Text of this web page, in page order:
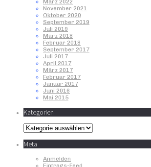
März 2022
November 2021
Oktober 2020
September 2019
Juli 2019
März 2018
Februar 2018
September 2017
Juli 2017
April 2017
März 2017
Februar 2017
Januar 2017
Juni 2016
Mai 2015
Kategorien
Kategorien
Meta
Anmelden
Eintrags-Feed